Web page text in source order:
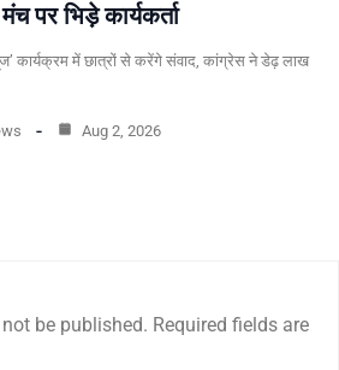
पर भिड़े कार्यकर्ता
कार्यक्रम में छात्रों से करेंगे संवाद, कांग्रेस ने डेढ़ लाख
Aug 2, 2026
be published. Required fields are